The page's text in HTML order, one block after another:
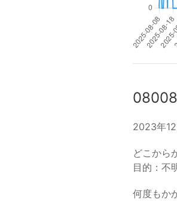
2023年
どこから
目的：不
何度もか